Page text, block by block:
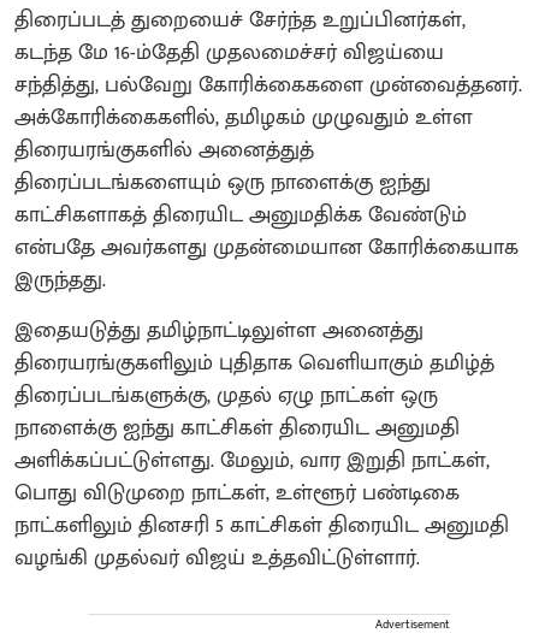
திரைப்படத் துறையைச் சேர்ந்த உறுப்பினர்கள்,
கடந்த மே 16-ம்தேதி முதலமைச்சர் விஜய்யை
சந்தித்து, பல்வேறு கோரிக்கைகளை முன்வைத்தனர்.
அக்கோரிக்கைகளில், தமிழகம் முழுவதும் உள்ள
திரையரங்குகளில் அனைத்துத்
திரைப்படங்களையும் ஒரு நாளைக்கு ஐந்து
காட்சிகளாகத் திரையிட அனுமதிக்க வேண்டும்
என்பதே அவர்களது முதன்மையான கோரிக்கையாக
இருந்தது.
இதையடுத்து தமிழ்நாட்டிலுள்ள அனைத்து
திரையரங்குகளிலும் புதிதாக வெளியாகும் தமிழ்த்
திரைப்படங்களுக்கு, முதல் ஏழு நாட்கள் ஒரு
நாளைக்கு ஐந்து காட்சிகள் திரையிட அனுமதி
அளிக்கப்பட்டுள்ளது. மேலும், வார இறுதி நாட்கள்,
பொது விடுமுறை நாட்கள், உள்ளூர் பண்டிகை
நாட்களிலும் தினசரி 5 காட்சிகள் திரையிட அனுமதி
வழங்கி முதல்வர் விஜய் உத்தவிட்டுள்ளார்.
Advertisement